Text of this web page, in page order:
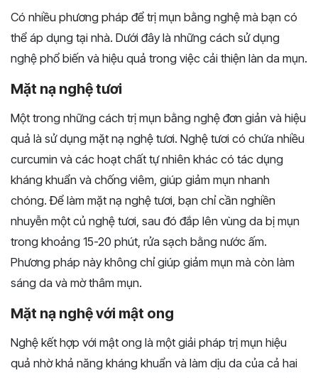
Có nhiều phương pháp để trị mụn bằng nghệ mà bạn có
thể áp dụng tại nhà. Dưới đây là những cách sử dụng
nghệ phổ biến và hiệu quả trong việc cải thiện làn da mụn.
Mặt nạ nghệ tươi
Một trong những cách trị mụn bằng nghệ đơn giản và hiệu
quả là sử dụng mặt nạ nghệ tươi. Nghệ tươi có chứa nhiều
curcumin và các hoạt chất tự nhiên khác có tác dụng
kháng khuẩn và chống viêm, giúp giảm mụn nhanh
chóng. Để làm mặt nạ nghệ tươi, bạn chỉ cần nghiền
nhuyễn một củ nghệ tươi, sau đó đắp lên vùng da bị mụn
trong khoảng 15-20 phút, rửa sạch bằng nước ấm.
Phương pháp này không chỉ giúp giảm mụn mà còn làm
sáng da và mờ thâm mụn.
Mặt nạ nghệ với mật ong
Nghệ kết hợp với mật ong là một giải pháp trị mụn hiệu
quả nhờ khả năng kháng khuẩn và làm dịu da của cả hai